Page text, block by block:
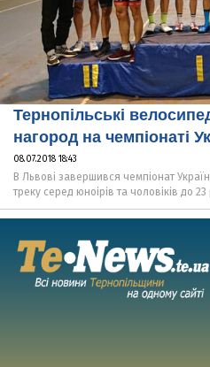
Тернопільські
нагород на чемпіонаті
08.07.2018 18:43
В Львові завершився чемпіонат
треку серед юноірів та чоловіків до 23